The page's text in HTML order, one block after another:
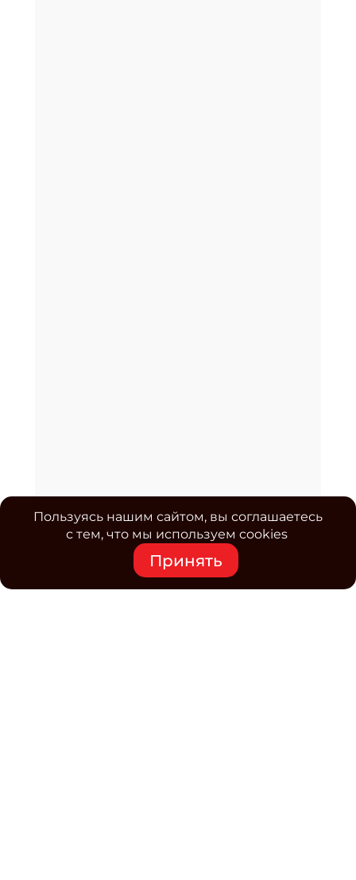
Пользуясь нашим сайтом, вы соглашаетесь
с тем, что мы используем cookies
Принять